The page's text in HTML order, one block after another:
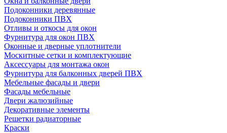
Подоконники деревянные
Подоконники ПВХ
Отливы и откосы для окон
Фурнитура для окон ПВХ
Оконные и дверные уплотнители
Москитные сетки и комплектующие
Аксессуары для монтажа окон
Фурнитура для балконных дверей ПВХ
Мебельные фасады и двери
Фасады мебельные
Двери жалюзийные
Декоративные элементы
Решетки радиаторные
Краски